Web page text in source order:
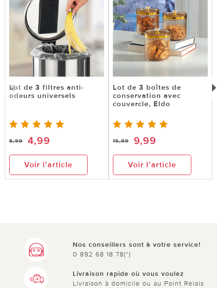
Lot de 3 filtres anti-
odeurs universels
8,99 4,99
Voir l’article
Lot de 3 boîtes de
conservation avec
couvercle, Eldo
15,99 9,99
Voir l’article
Nos conseillers sont à votre service!
0 892 68 18 78(*)
Livraison rapide où vous voulez
Livraison à domicile ou au Point Relais